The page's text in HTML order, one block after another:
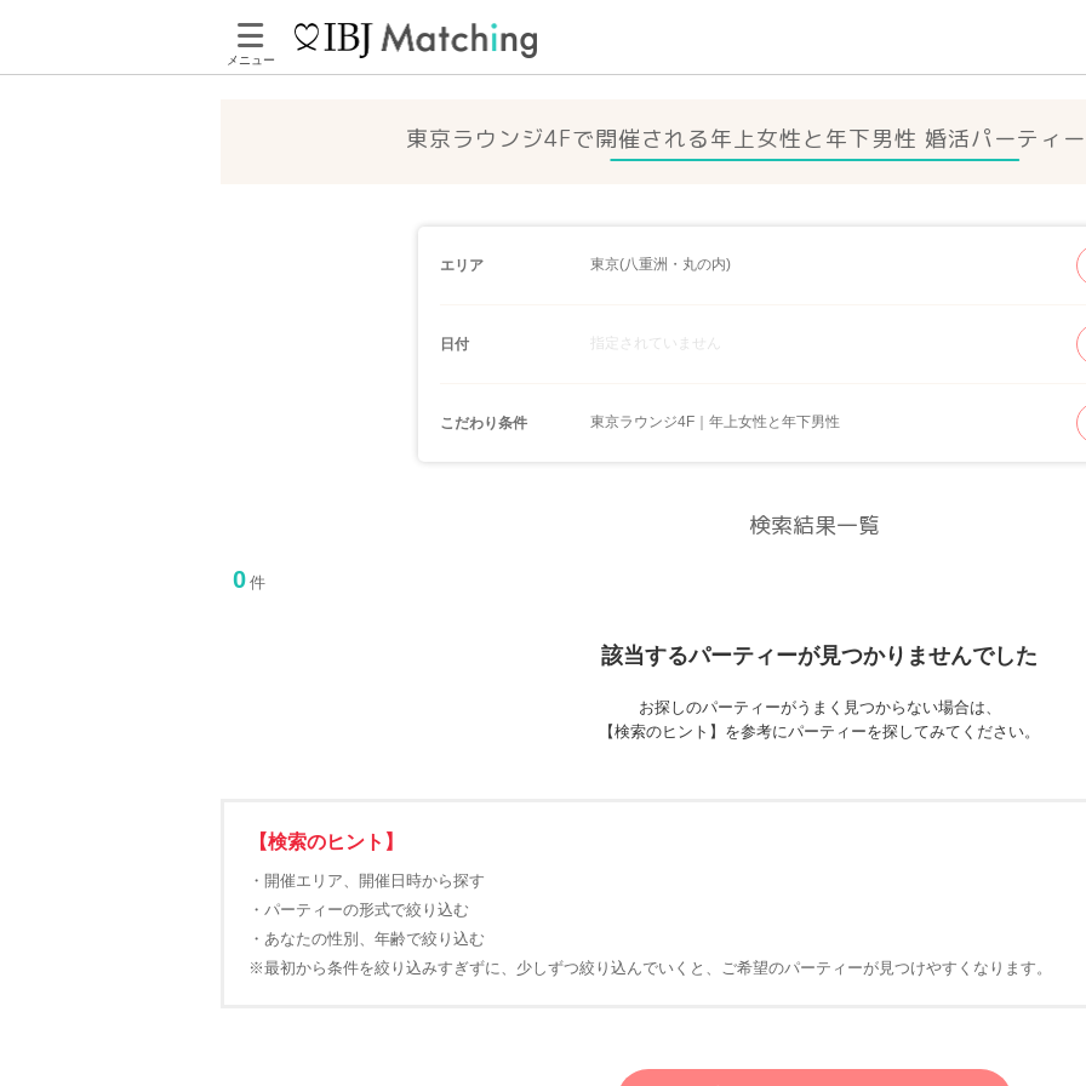
メニュー
東京ラウンジ4Fで開催される年上女性と年下男性 婚活パーティ
エリア 東京(八重洲・丸の内)
日付 指定されていません
こだわり条件 東京ラウンジ4F｜年上女性と年下男性
検索結果一覧
0 件
該当するパーティーが見つかりませんでした
お探しのパーティーがうまく見つからない場合は、
【検索のヒント】を参考にパーティーを探してみてください。
【検索のヒント】
・開催エリア、開催日時から探す
・パーティーの形式で絞り込む
・あなたの性別、年齢で絞り込む
※最初から条件を絞り込みすぎずに、少しずつ絞り込んでいくと、ご希望のパーティーが見つけやすくなります。